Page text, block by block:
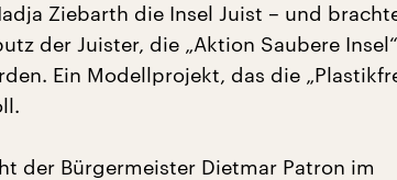
Ziebarth die Insel Juist – und
der Juister, die „Aktion Saubere
Ein Modellprojekt, das die
der Bürgermeister Dietmar Patron im